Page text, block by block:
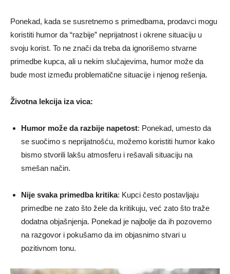
Ponekad, kada se susretnemo s primedbama, prodavci mogu
koristiti humor da “razbije” neprijatnost i okrene situaciju u
svoju korist. To ne znači da treba da ignorišemo stvarne
primedbe kupca, ali u nekim slučajevima, humor može da
bude most između problematične situacije i njenog rešenja.
Životna lekcija iza vica:
Humor može da razbije napetost: Ponekad, umesto da
se suočimo s neprijatnošću, možemo koristiti humor kako
bismo stvorili lakšu atmosferu i rešavali situaciju na
smešan način.
Nije svaka primedba kritika: Kupci često postavljaju
primedbe ne zato što žele da kritikuju, već zato što traže
dodatna objašnjenja. Ponekad je najbolje da ih pozovemo
na razgovor i pokušamo da im objasnimo stvari u
pozitivnom tonu.